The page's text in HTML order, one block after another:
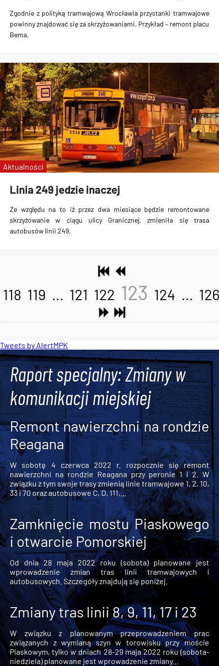
Zgodnie z polityką tramwajową Wrocławia przystanki tramwajowe
powinny znajdować się za skrzyżowaniami. Przykład – remont placu
Bema.
Linia 249 jedzie inaczej
Ze względu na to iż przez dwa miesiące będzie remontowane
skrzyżowanie w ciągu ulicy Granicznej, zmieniła się trasa
autobusów linii 249.
Aktualności
118 119 ... 121 122 123 124 ... 126
Tweets by AlertMPK
Raport specjalny: Zmiany w
komunikacji miejskiej
Remont nawierzchni na rondzie
Reagana
W sobotę 4 czerwca 2022 r. rozpocznie się remont
nawierzchni na rondzie Reagana przy peronie 1 i 2. W
związku z tym swoje trasy zmienią linie tramwajowe 1, 2, 10,
33 i 70 oraz autobusowe C, D, 111,...
Zamknięcie mostu Piaskowego
i otwarcie Pomorskiej
Od dnia 28 maja 2022 roku (sobota) planowane jest
wprowadzenie zmian tras linii tramwajowych i
autobusowych. Szczegóły znajdują się poniżej.
Zmiany tras linii 8, 9, 11, 17 i 23
W związku z planowanym przeprowadzeniem prac
związanych z wymianą szyn w torowisku przy moście
Piaskowym, tylko w dniach 28-29 maja 2022 roku (sobota-
niedziela) planowane jest wprowadzenie zmiany...